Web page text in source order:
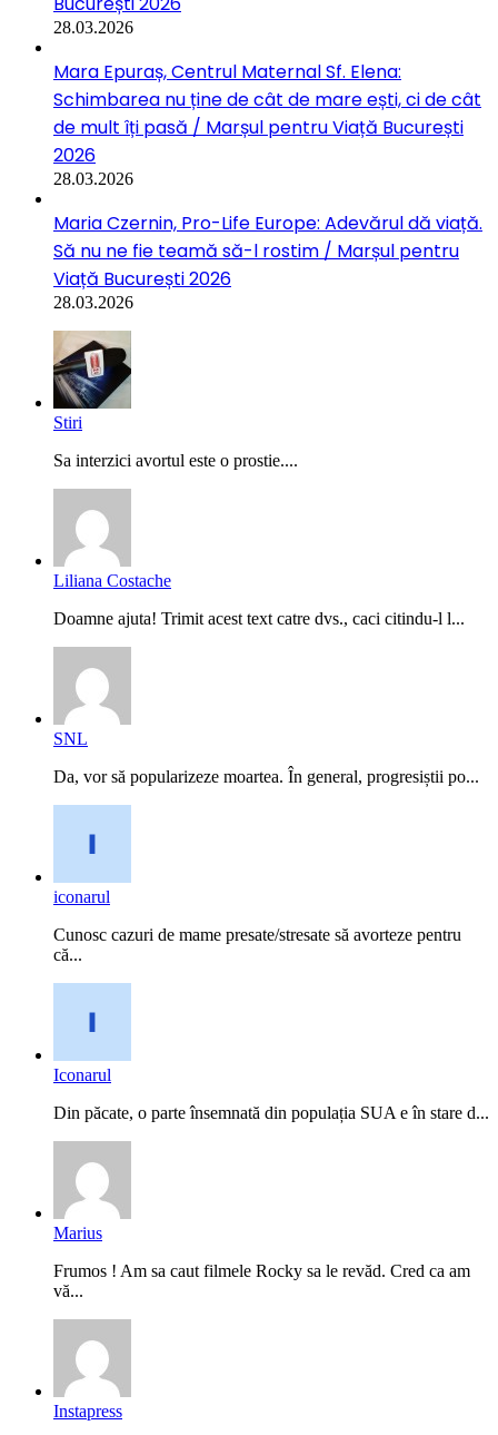
28.03.2026
Mara Epuraș, Centrul Maternal Sf. Elena:
Schimbarea nu ține de cât de mare ești, ci de cât
de mult îți pasă / Marșul pentru Viață București
2026
28.03.2026
Maria Czernin, Pro-Life Europe: Adevărul dă viață.
Să nu ne fie teamă să-l rostim / Marșul pentru
Viață București 2026
28.03.2026
Stiri
Sa interzici avortul este o prostie....
Liliana Costache
Doamne ajuta! Trimit acest text catre dvs., caci citindu-l l...
SNL
Da, vor să popularizeze moartea. În general, progresiștii po...
iconarul
Cunosc cazuri de mame presate/stresate să avorteze pentru
că...
Iconarul
Din păcate, o parte însemnată din populația SUA e în stare d...
Marius
Frumos ! Am sa caut filmele Rocky sa le revăd. Cred ca am
vă...
Instapress